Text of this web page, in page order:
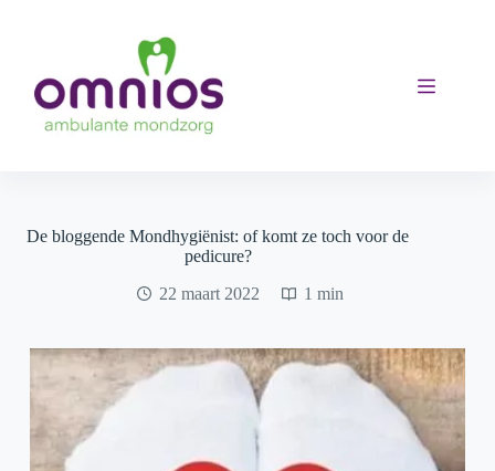
De bloggende Mondhygiënist: of komt ze toch voor de
pedicure?
22 maart 2022
1 min